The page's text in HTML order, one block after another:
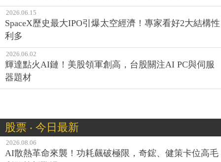
2026.06.15
SpaceX歷史最大IPO引爆太空經濟！專家看好2大結構性
利多
2026.06.02
輝達點火AI鏈！美股領軍創高，台股關注AI PC與伺服
器題材
股票 ‧ 今日最新
2026.08.06
AI散熱革命來襲！功耗飆破極限，奇鋐、健策卡位高毛